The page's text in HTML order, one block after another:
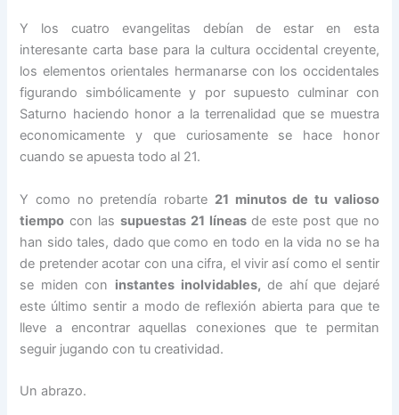
Y los cuatro evangelitas debían de estar en esta
interesante carta base para la cultura occidental creyente,
los elementos orientales hermanarse con los occidentales
figurando simbólicamente y por supuesto culminar con
Saturno haciendo honor a la terrenalidad que se muestra
economicamente y que curiosamente se hace honor
cuando se apuesta todo al 21.
Y como no pretendía robarte 21 minutos de tu valioso
tiempo con las supuestas 21 líneasde este post que no
han sido tales, dado que como en todo en la vida no se ha
de pretender acotar con una cifra, el vivir así como el sentir
se miden con instantes inolvidables, de ahí que dejaré
este último sentir a modo de reflexión abierta para que te
lleve a encontrar aquellas conexiones que te permitan
seguir jugando con tu creatividad.
Un abrazo.